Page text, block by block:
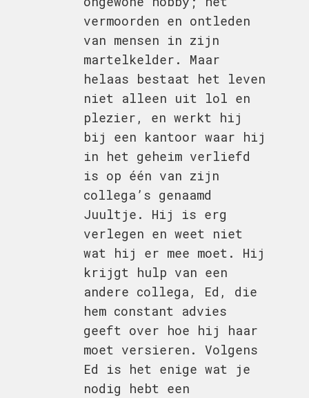
vermoorden en ontleden
van mensen in zijn
martelkelder. Maar
helaas bestaat het leven
niet alleen uit lol en
plezier, en werkt hij
bij een kantoor waar hij
in het geheim verliefd
is op één van zijn
collega’s genaamd
Juultje. Hij is erg
verlegen en weet niet
wat hij er mee moet. Hij
krijgt hulp van een
andere collega, Ed, die
hem constant advies
geeft over hoe hij haar
moet versieren. Volgens
Ed is het enige wat je
nodig hebt een